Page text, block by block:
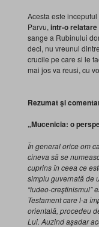
Acesta este
Parvu, intr-o relatare
sange a Rubinului
deci, nu vreunul
crucile pe care si le
mai jos va reusi, cu
Rezumat şi
„Mucenicia: o
În general orice om
cineva să se
cuprins în ceea ce
simplu guvernată de
“iudeo-creştinismul”
Testament care l-a
orientală, procedeu
Lui. Auzind aşadar